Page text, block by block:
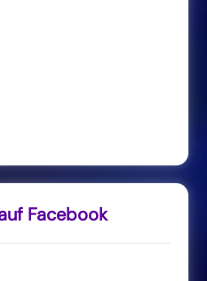
Facebook